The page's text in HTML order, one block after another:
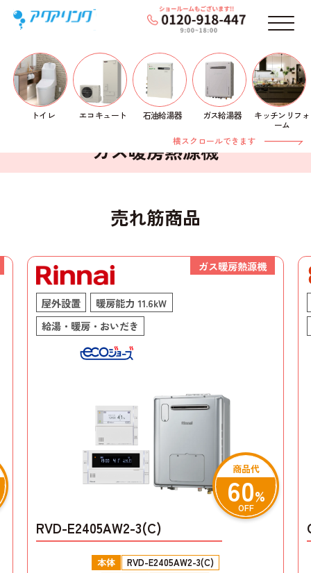
メニ
トイレ エコキュート 石油給湯器 ガス給湯器
キッチンリフォ
ーム
横スクロールできます
ホーム> ガス暖房熱源機
ガス暖房熱源機
売れ筋商品
ガス暖房熱源機
屋外設置
暖房能力 11.6kW
給湯・暖房・おいだき
RVD-E2405AW2-3(C)
本体
RVD-E2405AW2-3(C)
商品代
60%
OFF